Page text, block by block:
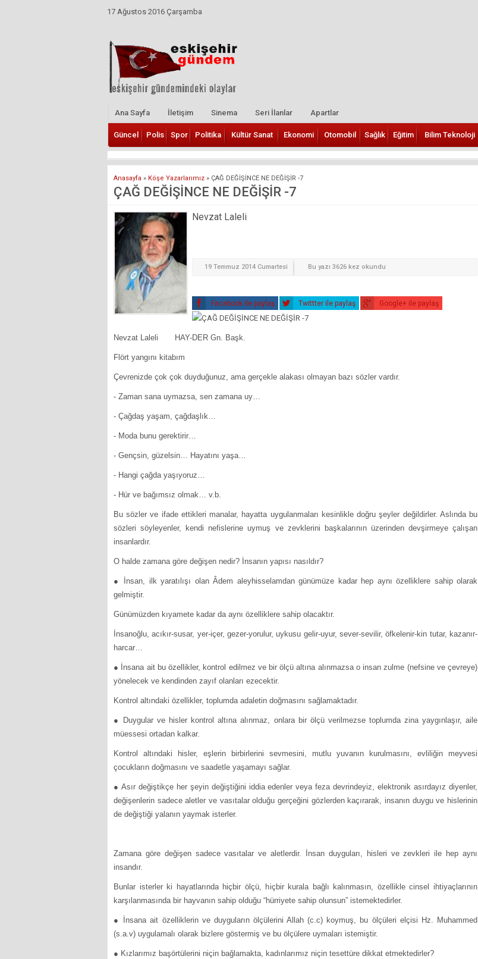
17 Ağustos 2016 Çarşamba
Ana Sayfa İletişim Sinema Seri İlanlar Apartlar
Güncel Polis Spor Politika Kültür Sanat Ekonomi Otomobil Sağlık Eğitim Bilim Teknoloji
Anasayfa » Köşe Yazarlarımız » ÇAĞ DEĞİŞİNCE NE DEĞİŞİR -7
ÇAĞ DEĞİŞİNCE NE DEĞİŞİR -7
Nevzat Laleli
19 Temmuz 2014 Cumartesi Bu yazı 3626 kez okundu
Facebook ile paylaş Twittter ile paylaş Google+ ile paylaş
Nevzat Laleli HAY-DER Gn. Başk.
Flört yangını kitabım
Çevrenizde çok çok duyduğunuz, ama gerçekle alakası olmayan bazı sözler vardır.
- Zaman sana uymazsa, sen zamana uy…
- Çağdaş yaşam, çağdaşlık…
- Moda bunu gerektirir…
- Gençsin, güzelsin… Hayatını yaşa…
- Hangi çağda yaşıyoruz…
- Hür ve bağımsız olmak… v.b.
Bu sözler ve ifade ettikleri manalar, hayatta uygulanmaları kesinlikle doğru şeyler değildirler. Aslında bu
sözleri söyleyenler, kendi nefislerine uymuş ve zevklerini başkalarının üzerinden devşirmeye çalışan
insanlardır.
O halde zamana göre değişen nedir? İnsanın yapısı nasıldır?
● İnsan, ilk yaratılışı olan Âdem aleyhisselamdan günümüze kadar hep aynı özelliklere sahip olarak
gelmiştir.
Günümüzden kıyamete kadar da aynı özelliklere sahip olacaktır.
İnsanoğlu, acıkır-susar, yer-içer, gezer-yorulur, uykusu gelir-uyur, sever-sevilir, öfkelenir-kin tutar, kazanır-
harcar…
● İnsana ait bu özellikler, kontrol edilmez ve bir ölçü altına alınmazsa o insan zulme (nefsine ve çevreye)
yönelecek ve kendinden zayıf olanları ezecektir.
Kontrol altındaki özellikler, toplumda adaletin doğmasını sağlamaktadır.
● Duygular ve hisler kontrol altına alınmaz, onlara bir ölçü verilmezse toplumda zina yaygınlaşır, aile
müessesi ortadan kalkar.
Kontrol altındaki hisler, eşlerin birbirlerini sevmesini, mutlu yuvanın kurulmasını, evliliğin meyvesi
çocukların doğmasını ve saadetle yaşamayı sağlar.
● Asır değiştikçe her şeyin değiştiğini iddia edenler veya feza devrindeyiz, elektronik asırdayız diyenler,
değişenlerin sadece aletler ve vasıtalar olduğu gerçeğini gözlerden kaçırarak, insanın duygu ve hislerinin
de değiştiği yalanın yaymak isterler.
Zamana göre değişen sadece vasıtalar ve aletlerdir. İnsan duyguları, hisleri ve zevkleri ile hep aynı
insandır.
Bunlar isterler ki hayatlarında hiçbir ölçü, hiçbir kurala bağlı kalınmasın, özellikle cinsel ihtiyaçlarının
karşılanmasında bir hayvanın sahip olduğu “hürriyete sahip olunsun” istemektedirler.
● İnsana ait özelliklerin ve duyguların ölçülerini Allah (c.c) koymuş, bu ölçüleri elçisi Hz. Muhammed
(s.a.v) uygulamalı olarak bizlere göstermiş ve bu ölçülere uymaları istemiştir.
● Kızlarımız başörtülerini niçin bağlamakta, kadınlarımız niçin tesettüre dikkat etmektedirler?